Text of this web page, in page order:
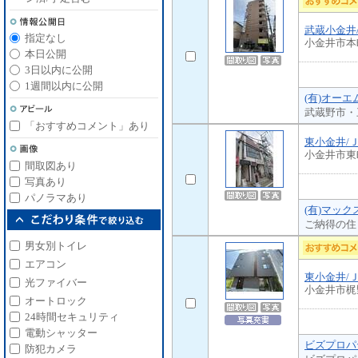
武蔵小金
小金井市
(有)オーエ
武蔵野市
東小金井/
小金井市
(有)マック
ご納得の
東小金井/
小金井市
ビズプロ
指定なし
本日公開
3日以内に公開
1週間以内に公開
「おすすめコメント」あり
間取図あり
写真あり
パノラマあり
男女別トイレ
エアコン
光ファイバー
オートロック
24時間セキュリティ
電動シャッター
防犯カメラ